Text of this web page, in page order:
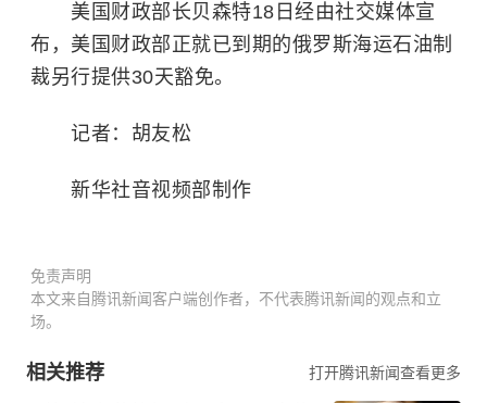
美国财政部长贝森特18日经由社交媒体宣
布，美国财政部正就已到期的俄罗斯海运石油制
裁另行提供30天豁免。
记者：胡友松
新华社音视频部制作
免责声明
本文来自腾讯新闻客户端创作者，不代表腾讯新闻的观点和立
场。
相关推荐 打开腾讯新闻查看更多